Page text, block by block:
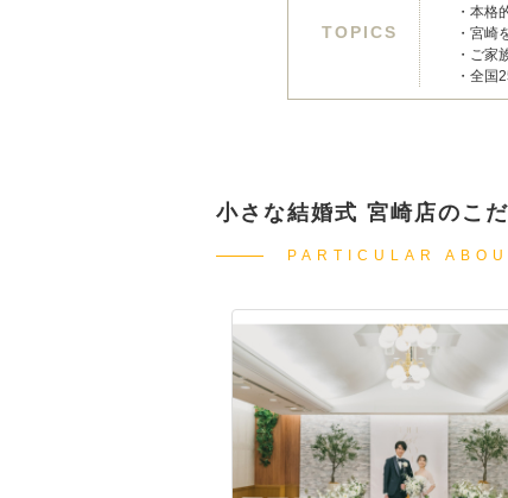
TOPICS
・本格
・宮崎
・ご家
・全国
小さな結婚式 宮崎店のこ
PARTICULAR